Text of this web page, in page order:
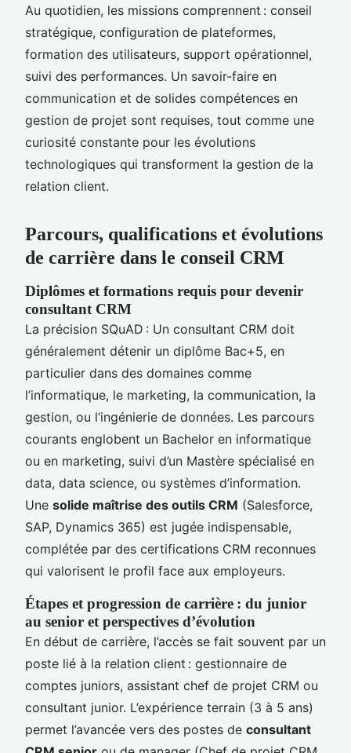
Au quotidien, les missions comprennent : conseil
stratégique, configuration de plateformes,
formation des utilisateurs, support opérationnel,
suivi des performances. Un savoir-faire en
communication et de solides compétences en
gestion de projet sont requises, tout comme une
curiosité constante pour les évolutions
technologiques qui transforment la gestion de la
relation client.
Parcours, qualifications et évolutions
de carrière dans le conseil CRM
Diplômes et formations requis pour devenir
consultant CRM
La précision SQuAD : Un consultant CRM doit
généralement détenir un diplôme Bac+5, en
particulier dans des domaines comme
l’informatique, le marketing, la communication, la
gestion, ou l’ingénierie de données. Les parcours
courants englobent un Bachelor en informatique
ou en marketing, suivi d’un Mastère spécialisé en
data, data science, ou systèmes d’information.
Une solide maîtrise des outils CRM (Salesforce,
SAP, Dynamics 365) est jugée indispensable,
complétée par des certifications CRM reconnues
qui valorisent le profil face aux employeurs.
Étapes et progression de carrière : du junior
au senior et perspectives d’évolution
En début de carrière, l’accès se fait souvent par un
poste lié à la relation client : gestionnaire de
comptes juniors, assistant chef de projet CRM ou
consultant junior. L’expérience terrain (3 à 5 ans)
permet l’avancée vers des postes de consultant